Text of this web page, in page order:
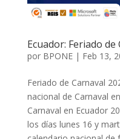
Ecuador: Feriado de
por BPONE| Feb 13,
Feriado de Carnaval
nacional de Carnaval
Carnaval en Ecuador
los días lunes 16 y